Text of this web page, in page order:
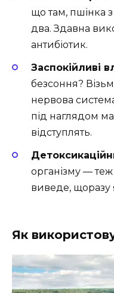
що там, пшінка
два. Здавна
антибіотик.
Заспокійливі
безсоння?
нервова
під наглядом
відступлять.
організму — теж
виведе, щоразу
Як